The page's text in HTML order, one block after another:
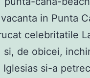
in Punta
celebritatile
de obicei,
si-a